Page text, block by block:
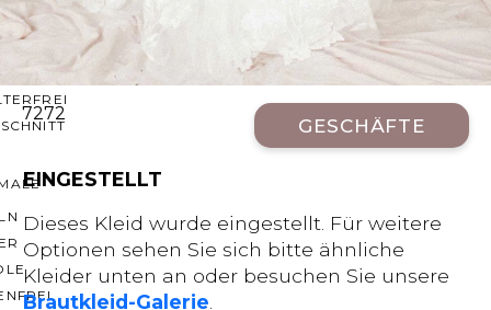
AUSSCHNITT
7272
GESCHÄFTE
EINGESTELLT
Dieses Kleid wurde eingestellt. Für weitere
Optionen sehen Sie sich bitte ähnliche
Kleider unten an oder besuchen Sie unsere
Brautkleid-Galerie